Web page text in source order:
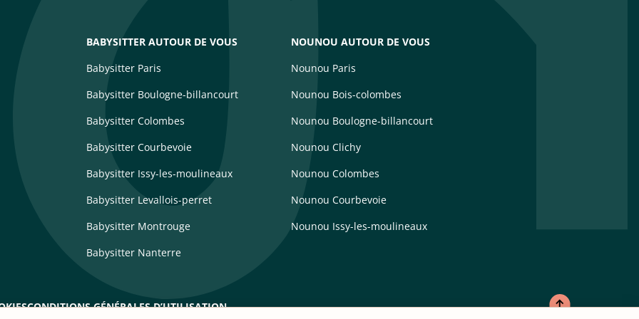
BABYSITTER AUTOUR DE VOUS
Babysitter Paris
Babysitter Boulogne-billancourt
Babysitter Colombes
Babysitter Courbevoie
Babysitter Issy-les-moulineaux
Babysitter Levallois-perret
Babysitter Montrouge
Babysitter Nanterre
NOUNOU AUTOUR DE VOUS
Nounou Paris
Nounou Bois-colombes
Nounou Boulogne-billancourt
Nounou Clichy
Nounou Colombes
Nounou Courbevoie
Nounou Issy-les-moulineaux
CONDITIONS GÉNÉRALES D’UTILISATION